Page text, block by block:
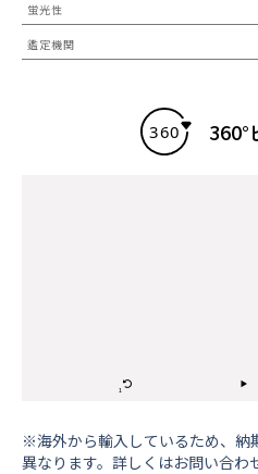
蛍光性
鑑定機関
360°
※海外から輸⼊しているため、納
異なります。詳しくはお問い合わ